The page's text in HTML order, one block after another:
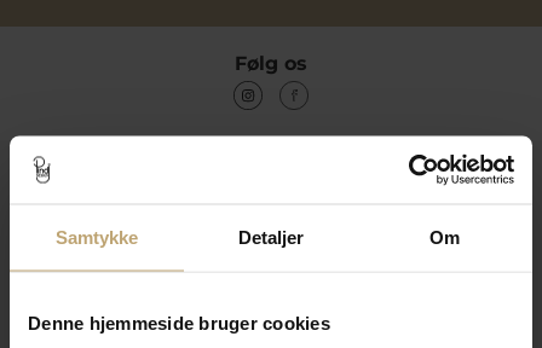
Samtykke Detaljer Om
Denne hjemmeside bruger cookies
Følg os
Kontakt
Åbningstider I Butikken
Information
Praktiske Sider